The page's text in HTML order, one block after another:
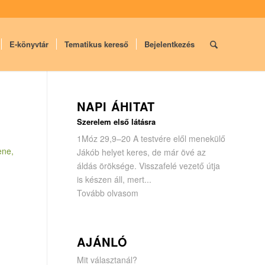
E-könyvtár Tematikus kereső Bejelentkezés
NAPI ÁHITAT
Szerelem első látásra
1Móz 29,9–20 A testvére elől menekülő
Jákób helyet keres, de már övé az
áldás öröksége. Visszafelé vezető útja
is készen áll, mert...
Tovább olvasom
AJÁNLÓ
Mit választanál?